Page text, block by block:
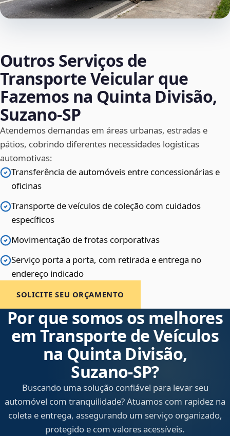
Outros Serviços de
Transporte Veicular que
Fazemos na Quinta Divisão,
Suzano‑SP
Atendemos demandas em áreas urbanas, estradas e
pátios, cobrindo diferentes necessidades logísticas
automotivas:
Transferência de automóveis entre concessionárias e
oficinas
Transporte de veículos de coleção com cuidados
específicos
Movimentação de frotas corporativas
Serviço porta a porta, com retirada e entrega no
endereço indicado
SOLICITE SEU ORÇAMENTO
Por que somos os melhores
em Transporte de Veículos
na Quinta Divisão,
Suzano‑SP?
Buscando uma solução confiável para levar seu
automóvel com tranquilidade? Atuamos com rapidez na
coleta e entrega, assegurando um serviço organizado,
protegido e com valores acessíveis.